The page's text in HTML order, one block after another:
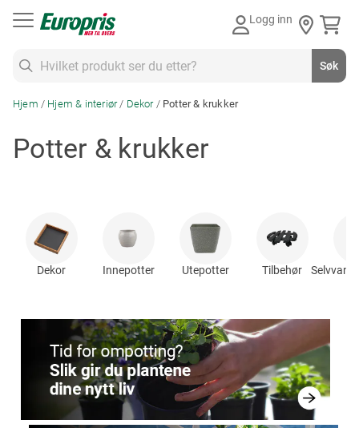
Logg inn
Søk
Hjem Hjem & interiør Dekor Potter & krukker
Potter & krukker
Dekor Innepotter Utepotter Tilbehør